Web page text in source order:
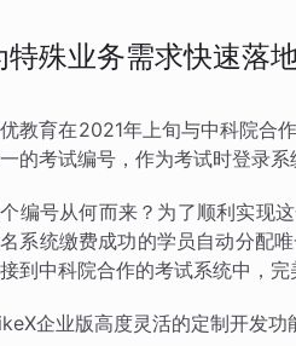
特殊业务需求快速落
教育在2021年上旬与中科院合
的考试编号，作为考试时登录系
编号从何而来？为了顺利实现
系统缴费成功的学员自动分配
到中科院合作的考试系统中，完
企业版高度灵活的定制开发功